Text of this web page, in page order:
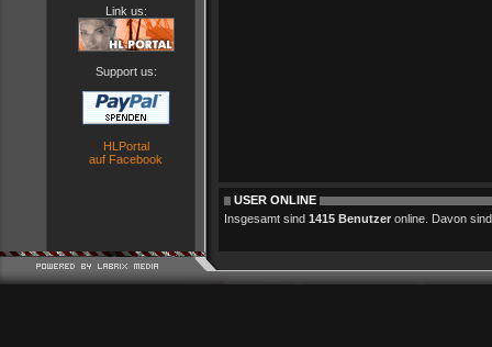
Link us:
Support us:
HLPortal
auf Facebook
USER ONLINE
Insgesamt sind 1415 Benutzer online. Davon